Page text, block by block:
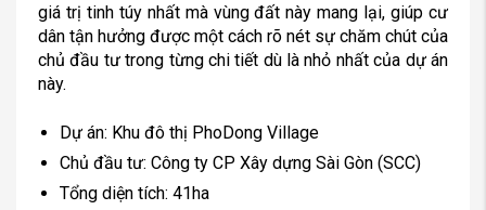
giá trị tinh túy nhất mà vùng đất này mang lại, giúp cư
dân tận hưởng được một cách rõ nét sự chăm chút của
chủ đầu tư trong từng chi tiết dù là nhỏ nhất của dự án
này.
Dự án: Khu đô thị PhoDong Village
Chủ đầu tư: Công ty CP Xây dựng Sài Gòn (SCC)
Tổng diện tích: 41ha